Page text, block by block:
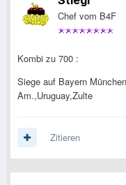
Chef vom B4F
Kombi zu 700 :
Siege auf Bayern
Am.,Uruguay,Zulte
Zitieren